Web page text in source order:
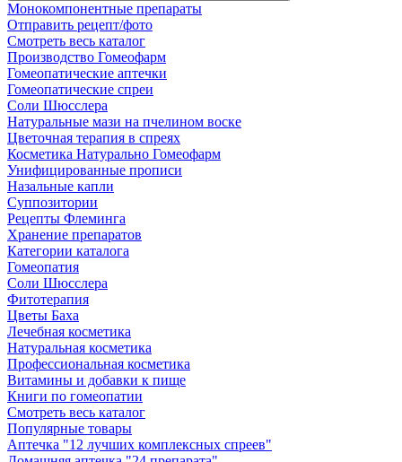
Монокомпонентные препараты
Отправить рецепт/фото
Смотреть весь каталог
Производство Гомеофарм
Гомеопатические аптечки
Гомеопатические спреи
Соли Шюсслера
Натуральные мази на пчелином воске
Цветочная терапия в спреях
Косметика Натурально Гомеофарм
Унифицированные прописи
Назальные капли
Суппозитории
Рецепты Флеминга
Хранение препаратов
Категории каталога
Гомеопатия
Соли Шюсслера
Фитотерапия
Цветы Баха
Лечебная косметика
Натуральная косметика
Профессиональная косметика
Витамины и добавки к пище
Книги по гомеопатии
Смотреть весь каталог
Популярные товары
Аптечка "12 лучших комплексных спреев"